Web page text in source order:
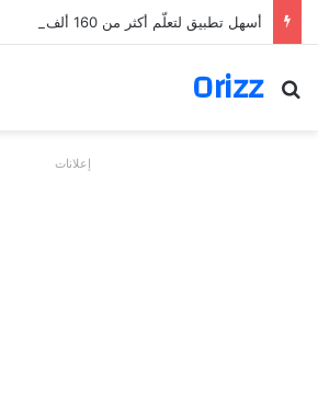
أسهل تطبيق لتعلّم أكثر من 160 ألف فعل بالألمانية
Orizz
بحث عن
إعلانات